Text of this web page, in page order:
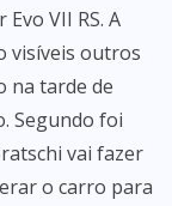
VII RS. A
visíveis outros
na tarde de
Segundo foi
vai fazer
o carro para